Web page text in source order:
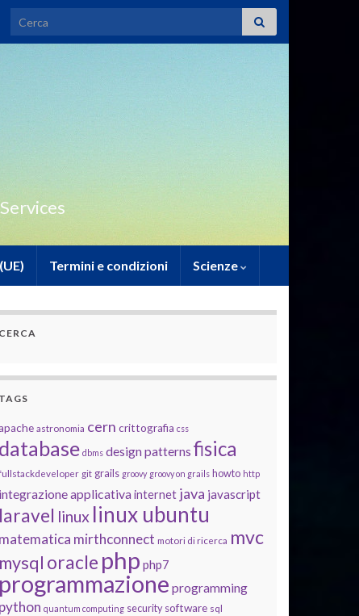
Search for:
Termini e condizioni Scienze
CERCA
TAGS
astronomia cern crittografia css
database dbms design patterns fisica
git grails groovy groovy on grails howto http
integrazione applicativainternet java javascript
laravel linux linux ubuntu
matematica mirthconnect motori di ricerca mvc
mysql oracle php php7
programmazione programming
python quantum computing security software sql